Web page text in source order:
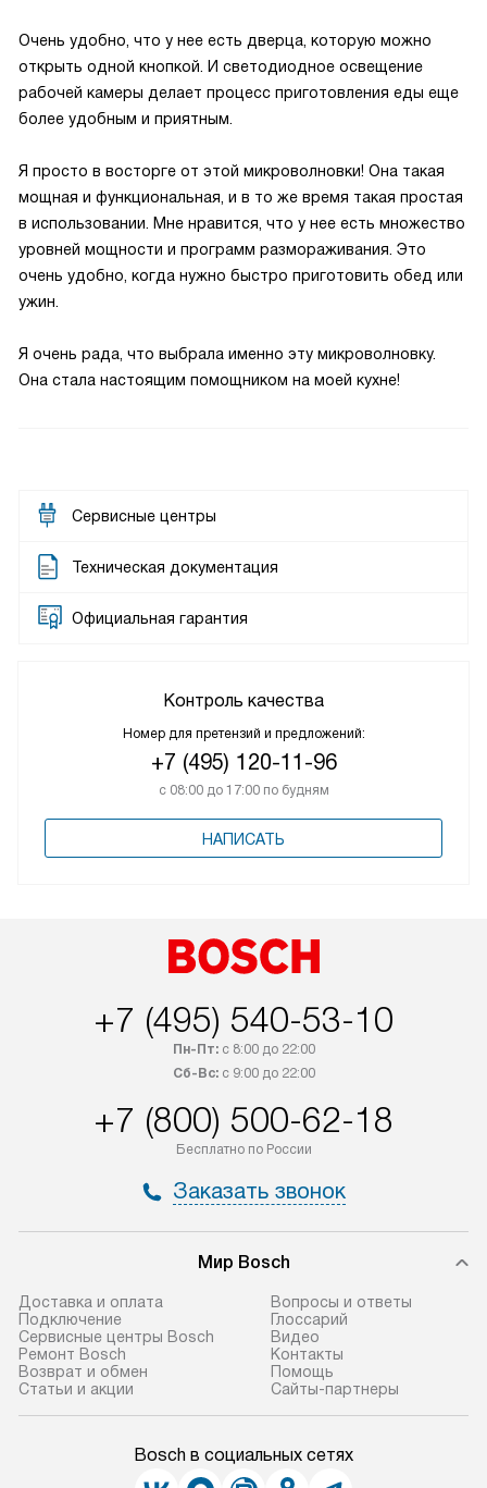
Очень удобно, что у нее есть дверца, которую можно
открыть одной кнопкой. И светодиодное освещение
рабочей камеры делает процесс приготовления еды еще
более удобным и приятным.
Я просто в восторге от этой микроволновки! Она такая
мощная и функциональная, и в то же время такая простая
в использовании. Мне нравится, что у нее есть множество
уровней мощности и программ размораживания. Это
очень удобно, когда нужно быстро приготовить обед или
ужин.
Я очень рада, что выбрала именно эту микроволновку.
Она стала настоящим помощником на моей кухне!
Сервисные центры
Техническая документация
Официальная гарантия
Контроль качества
Номер для претензий и предложений:
+7 (495) 120-11-96
с 08:00 до 17:00 по будням
НАПИСАТЬ
+7 (495) 540-53-10
Пн-Пт:с 8:00 до 22:00
Сб-Вс:с 9:00 до 22:00
+7 (800) 500-62-18
Бесплатно по России
Заказать звонок
Мир Bosch
Доставка и оплата
Подключение
Сервисные центры Bosch
Ремонт Bosch
Возврат и обмен
Статьи и акции
Вопросы и ответы
Глоссарий
Видео
Контакты
Помощь
Сайты-партнеры
Bosch в социальных сетях